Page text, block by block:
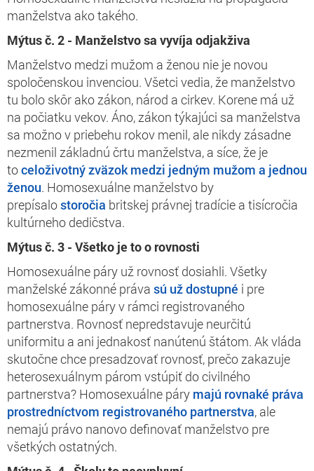
manželstva ako takého.
Mýtus č. 2 - Manželstvo sa vyvíja odjakživa
Manželstvo medzi mužom a ženou nie je novou
spoločenskou invenciou. Všetci vedia, že manželstvo
tu bolo skôr ako zákon, národ a cirkev. Korene má už
na počiatku vekov. Áno, zákon týkajúci sa manželstva
sa možno v priebehu rokov menil, ale nikdy zásadne
nezmenil základnú črtu manželstva, a síce, že je
toceloživotný zväzok medzi jedným mužom a jednou
ženou. Homosexuálne manželstvo by
prepísalostoročia britskej právnej tradície a tisícročia
kultúrneho dedičstva.
Mýtus č. 3 - Všetko je to o rovnosti
Homosexuálne páry už rovnosť dosiahli. Všetky
manželské zákonné práva sú už dostupné i pre
homosexuálne páry v rámci registrovaného
partnerstva. Rovnosť nepredstavuje neurčitú
uniformitu a ani jednakosť nanútenú štátom. Ak vláda
skutočne chce presadzovať rovnosť, prečo zakazuje
heterosexuálnym párom vstúpiť do civilného
partnerstva? Homosexuálne páry majú rovnaké práva
prostredníctvom registrovaného partnerstva, ale
nemajú právo nanovo definovať manželstvo pre
všetkých ostatných.